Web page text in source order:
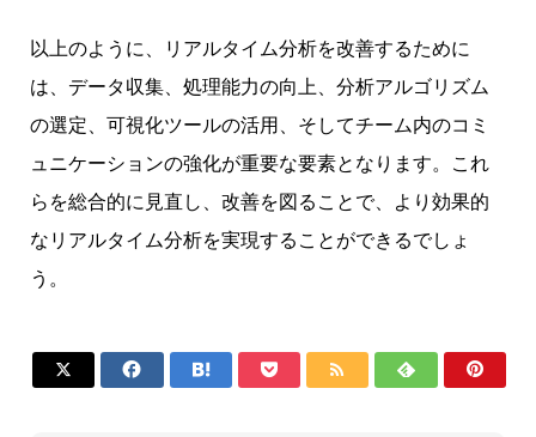
以上のように、リアルタイム分析を改善するために
は、データ収集、処理能力の向上、分析アルゴリズム
の選定、可視化ツールの活用、そしてチーム内のコミ
ュニケーションの強化が重要な要素となります。これ
らを総合的に見直し、改善を図ることで、より効果的
なリアルタイム分析を実現することができるでしょ
う。
      